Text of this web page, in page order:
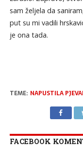
sam željela da
put su mi vadili
je ona tada.
TEME: NAPUSTILA
FACEBOOK